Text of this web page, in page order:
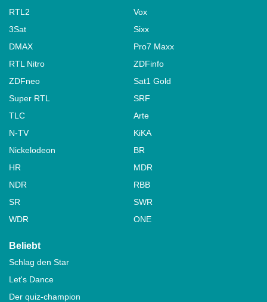
RTL2
Vox
3Sat
Sixx
DMAX
Pro7 Maxx
RTL Nitro
ZDFinfo
ZDFneo
Sat1 Gold
Super RTL
SRF
TLC
Arte
N-TV
KiKA
Nickelodeon
BR
HR
MDR
NDR
RBB
SR
SWR
WDR
ONE
Beliebt
Schlag den Star
Let's Dance
Der quiz-champion